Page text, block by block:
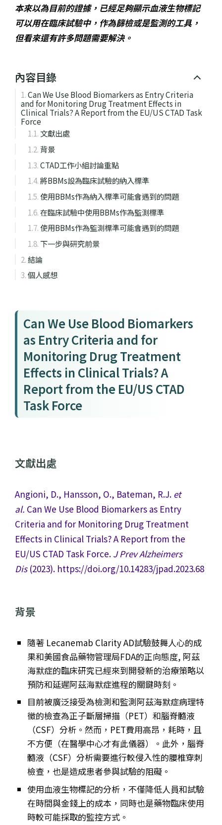
本來以為目前的證據，已經足夠顯示血液生物標記
可以用在臨床試驗中，作為篩檢或是監測的工具，
但看來還有許多問題需要解決。
內容目錄
Can We Use Blood Biomarkers as Entry Criteria
and for Monitoring Drug Treatment Effects in
Clinical Trials? A Report from the EU/US CTAD Task
Force
文獻出處
背景
CTAD工作小組討論重點
將BBMs設為臨床試驗的納入標準
使用BBMs作為納入標準可能會遇到的問題
在臨床試驗中使用BBMs作為監測標準
使用BBMs作為監測標準可能會遇到的問題
下一步與研究前景
結論
個人感想
Can We Use Blood Biomarkers
as Entry Criteria and for
Monitoring Drug Treatment
Effects in Clinical Trials? A
Report from the EU/US CTAD
Task Force
文獻出處
Angioni, D., Hansson, O., Bateman, R.J. et
al. Can We Use Blood Biomarkers as Entry
Criteria and for Monitoring Drug Treatment
Effects in Clinical Trials? A Report from the
EU/US CTAD Task Force. J Prev Alzheimers
Dis(2023). https://doi.org/10.14283/jpad.2023.68
背景
隨著 Lecanemab Clarity AD試驗鼓舞人心的成
果和美國食品藥物管理局FDA的正向態度, 阿茲
海默症的臨床研究已經來到開發新的治療策略以
預防和延遲阿茲海默症進程的關鍵時刻。
目前被廣泛接受為檢測和監測阿茲海默症病理特
徵的檢查為正子斷層掃描（PET）和腦脊髓液
（CSF）分析。然而，PET費用高昂，耗時，且
不方便（在醫學中心才有此儀器）。此外，腦脊
髓液（CSF）分析需要進行較侵入性的腰椎穿刺
檢查，也是造成患者參與試驗的阻礙。
使用血液生物標記的分析，不僅降低人員和試驗
在時間與金錢上的成本，同時也是藥物臨床使用
時較可能採取的監控方式。